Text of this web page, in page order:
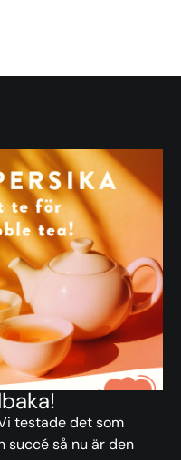
testade det som
succé så nu är den